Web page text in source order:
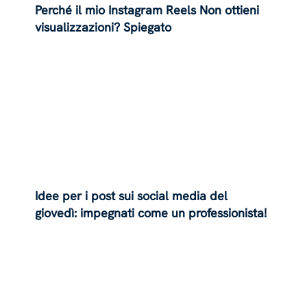
Perché il mio Instagram Reels Non ottieni
visualizzazioni? Spiegato
Idee per i post sui social media del
giovedì: impegnati come un professionista!